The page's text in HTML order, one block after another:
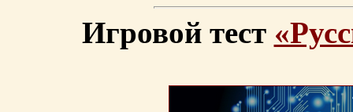
Игровой тест